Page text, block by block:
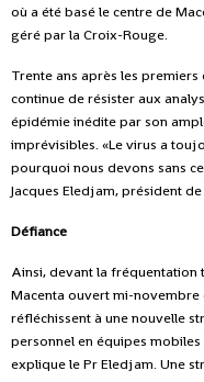
où a été basé le centre de
géré par la Croix-Rouge.
Trente ans après les
continue de résister aux
épidémie inédite par son
imprévisibles. «Le virus a
pourquoi nous devons sans
Jacques Eledjam, président
Défiance
Ainsi, devant la fréquentation
Macenta ouvert mi-novembre
réfléchissent à une nouvelle
personnel en équipes
explique le Pr Eledjam. Une